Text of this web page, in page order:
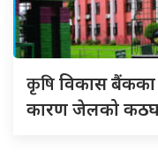
कृषिविकास बैंकका
कारण जेलको